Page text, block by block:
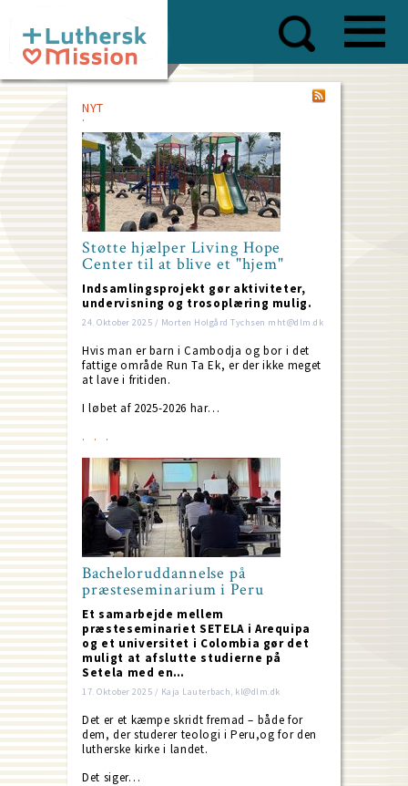
main
content
NYT
Støtte hjælper Living Hope
Center til at blive et "hjem"
Indsamlingsprojekt gør aktiviteter,
undervisning og trosoplæring mulig.
24. Oktober 2025 / Morten Holgård Tychsen mht@dlm.dk
Hvis man er barn i Cambodja og bor i det
fattige område Run Ta Ek, er der ikke meget
at lave i fritiden.
I løbet af 2025-2026 har…
Bacheloruddannelse på
præsteseminarium i Peru
Et samarbejde mellem
præsteseminariet SETELA i Arequipa
og et universitet i Colombia gør det
muligt at afslutte studierne på
Setela med en…
17. Oktober 2025 / Kaja Lauterbach, kl@dlm.dk
Det er et kæmpe skridt fremad – både for
dem, der studerer teologi i Peru,og for den
lutherske kirke i landet.
Det siger…